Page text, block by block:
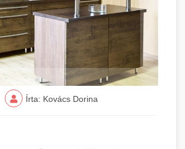
Írta: Kovács Dorina